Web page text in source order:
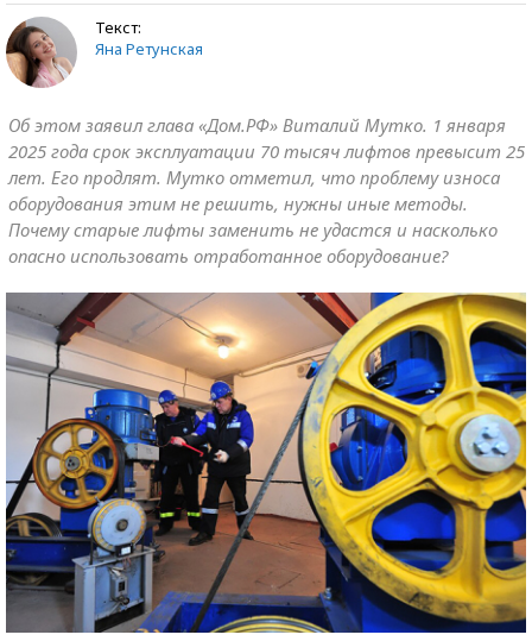
Текст:
Яна Ретунская
Об этом заявил глава «Дом.РФ» Виталий Мутко. 1 января
2025 года срок эксплуатации 70 тысяч лифтов превысит 25
лет. Его продлят. Мутко отметил, что проблему износа
оборудования этим не решить, нужны иные методы.
Почему старые лифты заменить не удастся и насколько
опасно использовать отработанное оборудование?